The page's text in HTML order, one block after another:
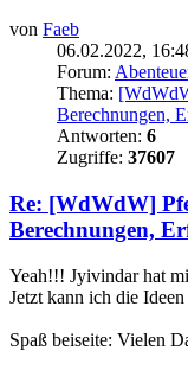
von Faeb
06.02.2022,
Forum:
Thema:
Berechnungen,
Antworten: 6
Zugriffe: 37607
Re: [WdWdW]
Berechnungen,
Yeah!!! Jyivindar hat
Jetzt kann ich die
Spaß beiseite: Vielen